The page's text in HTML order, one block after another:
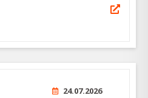
24.07.2026